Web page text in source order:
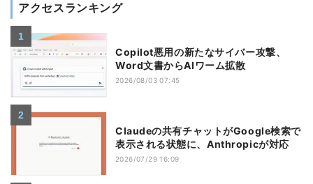
アクセスランキング
Copilot悪用の新たなサイバー攻撃、
Word文書からAIワーム拡散
2026/08/03 07:45
Claudeの共有チャットがGoogle検索で
表示される状態に、Anthropicが対応
2026/07/29 16:09